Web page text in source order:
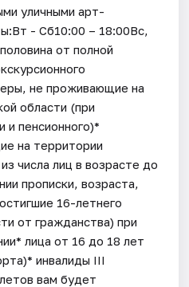
уличными арт-
- Сб10:00 – 18:00Вс,
от полной
не проживающие на
области (при
и пенсионного)*
на территории
числа лиц в возрасте до
прописки, возраста,
16-летнего
от гражданства) при
лица от 16 до 18 лет
инвалиды III
вам будет